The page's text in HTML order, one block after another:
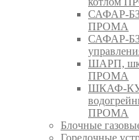
САФАР-
ПРОМА
САФАР-
ШАРП,
ПРОМА
ШКАФ-КУ-
ПРОМА
Блочные
Горелочные